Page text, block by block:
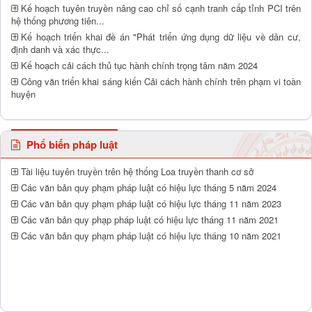
Kế hoạch tuyên truyền nâng cao chỉ số cạnh tranh cấp tỉnh PCI trên
hệ thống phương tiên...
Kế hoạch triển khai đề án "Phát triển ứng dụng dữ liệu về dân cư,
định danh và xác thực...
Kế hoạch cải cách thủ tục hành chính trọng tâm năm 2024
Công văn triển khai sáng kiến Cải cách hành chính trên phạm vi toàn
huyện
Phổ biến pháp luật
Tài liệu tuyên truyền trên hệ thống Loa truyền thanh cơ sở
Các văn bản quy phạm pháp luật có hiệu lực tháng 5 năm 2024
Các văn bản quy phạm pháp luật có hiệu lực tháng 11 năm 2023
Các văn bản quy phạp pháp luật có hiệu lực tháng 11 năm 2021
Các văn bản quy phạm pháp luật có hiệu lực tháng 10 năm 2021